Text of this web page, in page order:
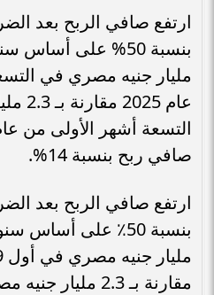
ارتفع صافي الربح بعد
مليار جنيه مصري في
عام
صافي ربح بنسبة 14%.
ارتفع صافي الربح بعد